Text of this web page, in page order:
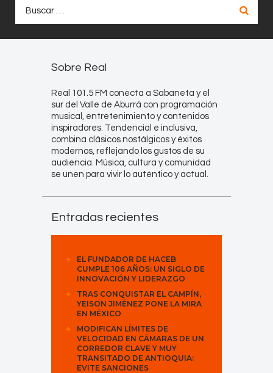
Sobre Real
Real 101.5 FM conecta a Sabaneta y el
sur del Valle de Aburrá con programación
musical, entretenimiento y contenidos
inspiradores. Tendencial e inclusiva,
combina clásicos nostálgicos y éxitos
modernos, reflejando los gustos de su
audiencia. Música, cultura y comunidad
se unen para vivir lo auténtico y actual.
Entradas recientes
EL FUNDADOR DE HACEB
CUMPLE 106 AÑOS: UN SIGLO DE
INNOVACIÓN Y LIDERAZGO
TRAS CONQUISTAR EL CAMPÍN,
YEISON JIMÉNEZ PONE LA MIRA
EN MÉXICO
MODIFICAN LÍMITES DE
VELOCIDAD EN CÁMARAS DE UN
CORREDOR CLAVE Y MUY
TRANSITADO DE ANTIOQUIA:
EVITE SANCIONES